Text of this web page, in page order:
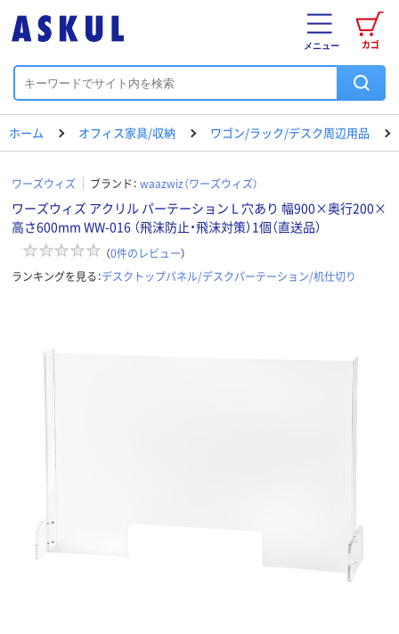
カゴ
メニュー
ホーム オフィス家具/収納 ワゴン/ラック/デスク周辺用品
ワーズウィズ ブランド： waazwiz（ワーズウィズ）
ワーズウィズ アクリル パーテーション L 穴あり 幅900×奥行200×
高さ600mm WW-016 （飛沫防止・飛沫対策）1個（直送品）
（0件のレビュー）
ランキングを見る：デスクトップパネル/デスクパーテーション/机仕切り